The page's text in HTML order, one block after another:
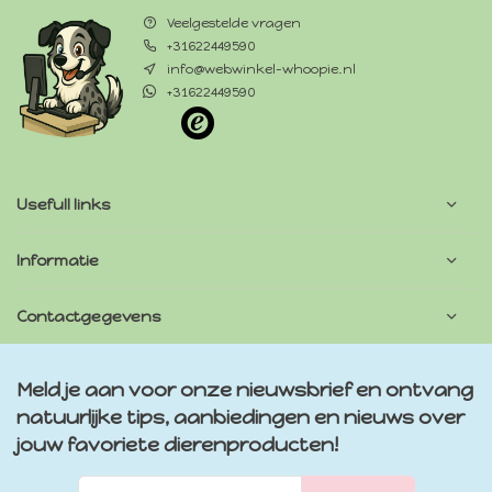
Veelgestelde vragen
+31622449590
info@webwinkel-whoopie.nl
+31622449590
Usefull links
Informatie
Contactgegevens
Meld je aan voor onze nieuwsbrief en ontvang
natuurlijke tips, aanbiedingen en nieuws over
jouw favoriete dierenproducten!